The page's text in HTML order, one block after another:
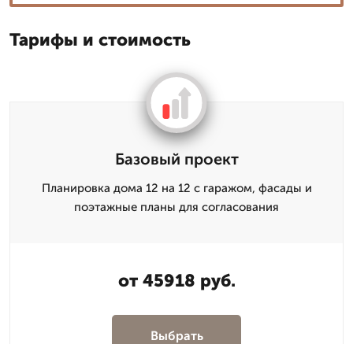
Тарифы и стоимость
Базовый проект
Планировка дома 12 на 12 с гаражом, фасады и
поэтажные планы для согласования
от 45918 руб.
Выбрать